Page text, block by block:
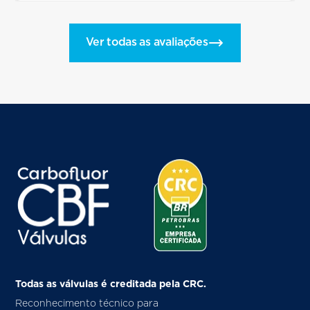
Ver todas as avaliações
Todas as válvulas é creditada pela CRC.
Reconhecimento técnico para